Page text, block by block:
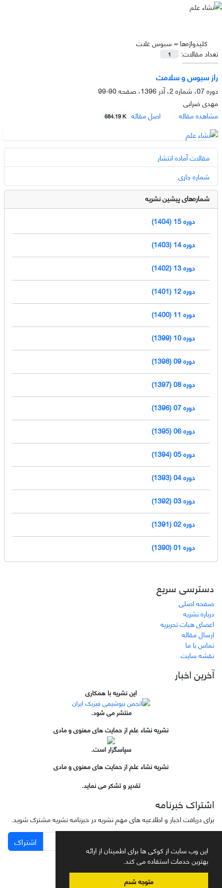
این وب سایت از کوکی ها برای اطمینان از ارائه
بهترین خدمات استفاده می کند.
متوجه شدم
کلیدواژه‌ها = سبوس غلات
تعداد مقالات:
1
راز سبوس و سلامت
دوره 07، شماره 2، آذر 1396، صفحه
90-99
مهدی ضرابی
مشاهده مقاله
اصل مقاله 684.19 K
مقالات آماده انتشار
شماره جاری
شماره‌های پیشین نشریه
دوره 15 (1404)
دوره 14 (1403)
دوره 13 (1402)
دوره 12 (1401)
دوره 11 (1400)
دوره 10 (1399)
دوره 09 (1398)
دوره 08 (1397)
دوره 07 (1396)
دوره 06 (1395)
دوره 05 (1394)
دوره 04 (1393)
دوره 03 (1392)
دوره 02 (1391)
دوره 01 (1390)
دسترسی سریع
صفحه اصلی
درباره نشریه
اعضای هیات تحریریه
ارسال مقاله
تماس با ما
نقشه سایت
آخرین اخبار
این نشریه با همکاری
منتشر می شود.
نشریه نشاء علم از حمایت های معنوی و مادی
سپاسگزار است.
نشریه نشاء علم از حمایت های معنوی و مادی
تقدیر و تشکر می نماید.
اشتراک خبرنامه
برای دریافت اخبار و اطلاعیه های مهم نشریه در خبرنامه نشریه مشترک شوید.
اشتراک